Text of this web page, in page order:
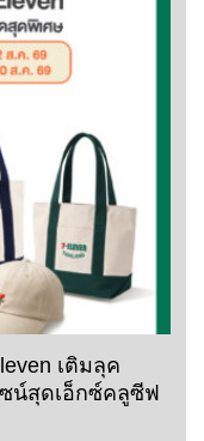
เติมลุค
น์สุดเอ็กซ์คลูซีฟ